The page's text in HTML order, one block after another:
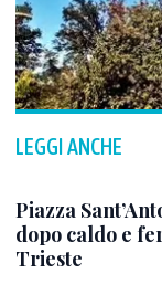
LEGGI ANCHE
Piazza
dopo caldo e
Trieste